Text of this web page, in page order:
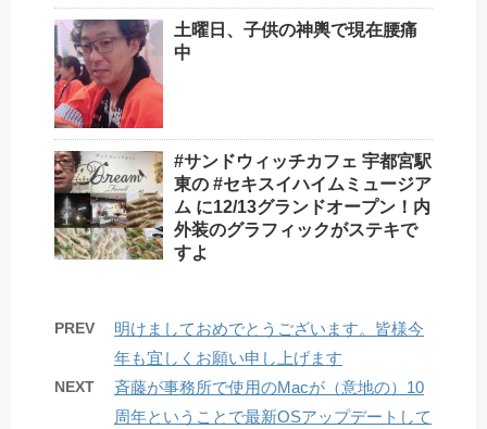
土曜日、子供の神輿で現在腰痛
中
#サンドウィッチカフェ 宇都宮駅
東の #セキスイハイムミュージア
ム に12/13グランドオープン！内
外装のグラフィックがステキで
すよ
PREV
明けましておめでとうございます。皆様今
年も宜しくお願い申し上げます
NEXT
斉藤が事務所で使用のMacが（意地の）10
周年️ということで最新OSアップデートして